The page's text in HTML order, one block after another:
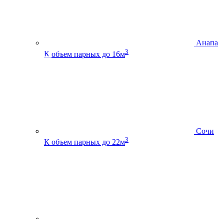
Анапа
К объем парных до 16м3
Сочи
К объем парных до 22м3